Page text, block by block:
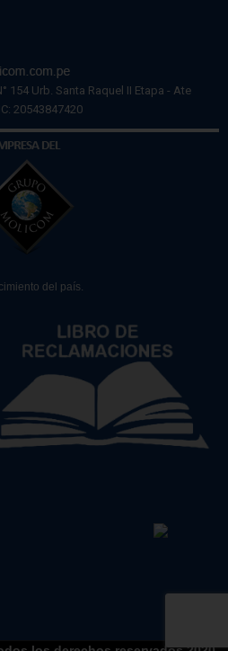
154 Urb. Santa Raquel II Etapa - Ate
20543847420
del país.